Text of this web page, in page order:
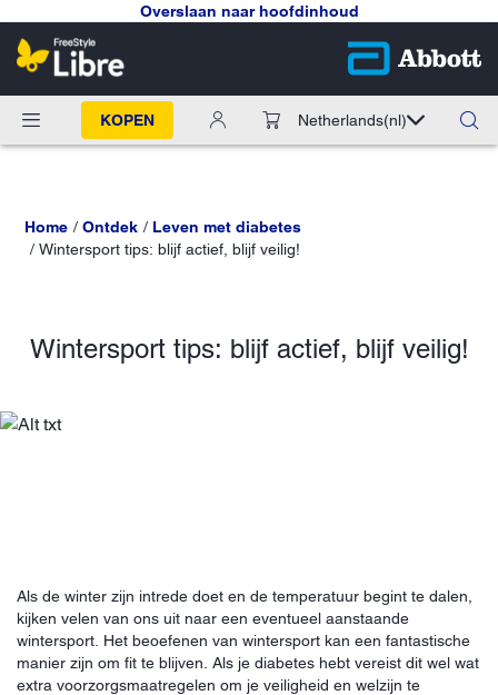
Overslaan naar hoofdinhoud
KOPEN Netherlands(nl)
Home Ontdek
Leven met diabetes
Wintersport tips: blijf actief, blijf veilig!
Wintersport tips: blijf actief, blijf veilig!
Als de winter zijn intrede doet en de temperatuur begint te dalen,
kijken velen van ons uit naar een eventueel aanstaande
wintersport. Het beoefenen van wintersport kan een fantastische
manier zijn om fit te blijven. Als je diabetes hebt vereist dit wel wat
extra voorzorgsmaatregelen om je veiligheid en welzijn te